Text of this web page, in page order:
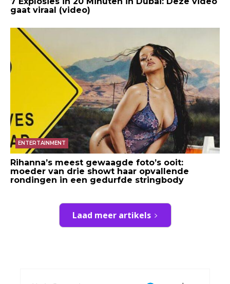
gaat viraal (video)
ENTERTAINMENT
Rihanna’s meest gewaagde foto’s ooit:
moeder van drie showt haar opvallende
rondingen in een gedurfde stringbody
Laad meer artikels